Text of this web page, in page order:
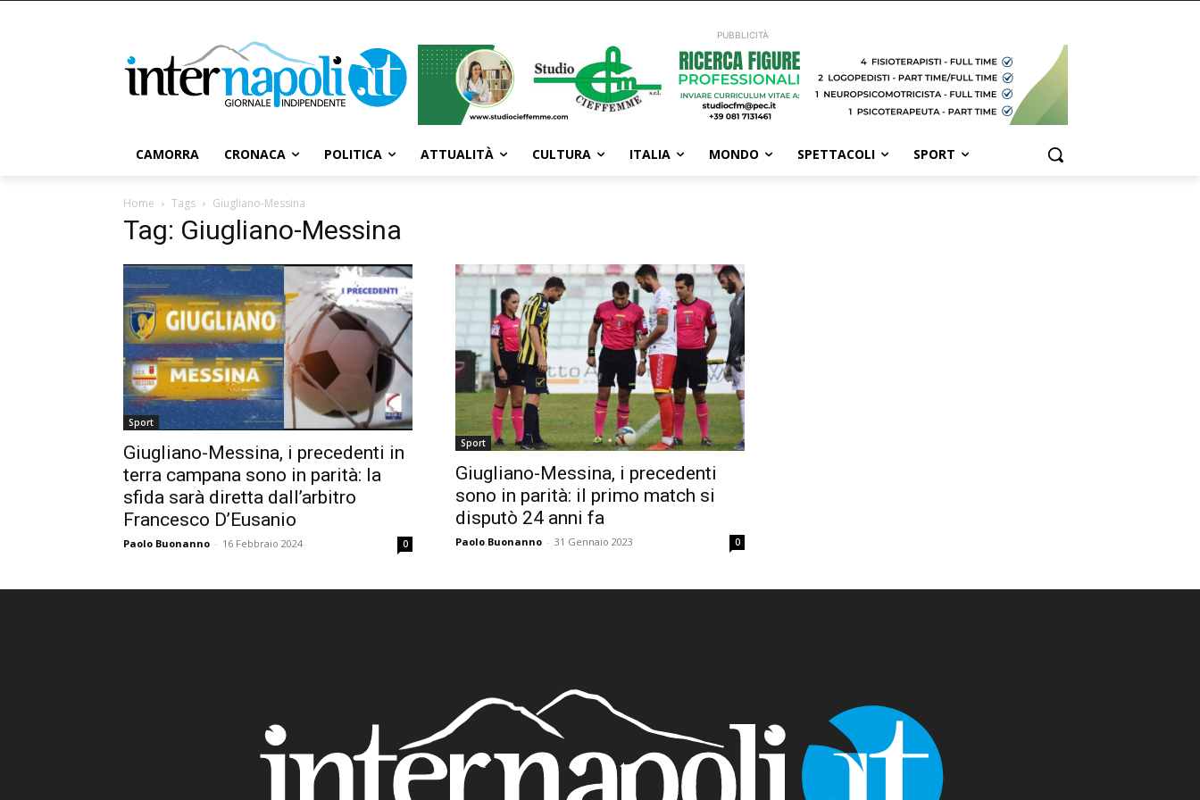
PUBBLICITÀ
CAMORRA CRONACA POLITICA ATTUALITÀ CULTURA ITALIA MONDO SPETTACOLI SPORT
Home Tags Giugliano-Messina
Tag: Giugliano-Messina
Sport
Giugliano-Messina, i precedenti in
terra campana sono in parità: la
sfida sarà diretta dall’arbitro
Francesco D’Eusanio
Paolo Buonanno - 16 Febbraio 2024 0
Sport
Giugliano-Messina, i precedenti
sono in parità: il primo match si
disputò 24 anni fa
Paolo Buonanno - 31 Gennaio 2023 0